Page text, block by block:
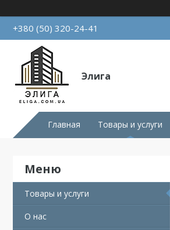
+380 (50) 320-24-41
Элига
Главная Товары и услуги
Товары и услуги
О нас